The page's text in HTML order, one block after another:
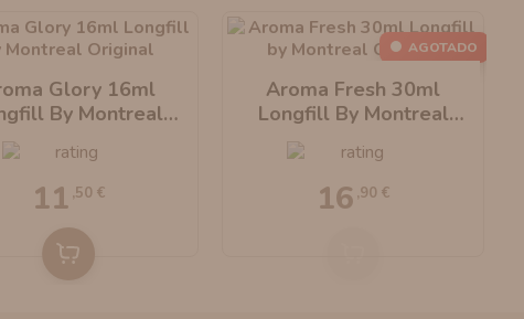
Glory 16ml
By Montreal
11 ,50 €
Aroma Fresh 30ml
Longfill By Montreal
16 ,90 €
AGOTADO